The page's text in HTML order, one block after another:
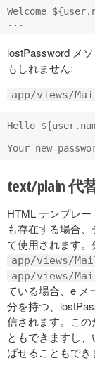
Welcome
lostPassword メ
もしれません:
app/views/
Hello
text/plain 代
HTML テンプレ
も存在する場合
て使用されます。
app/views/
app/views/
ている場合、e メ
分を持つ、
信されます。この
ともできますし
ばせることもでき